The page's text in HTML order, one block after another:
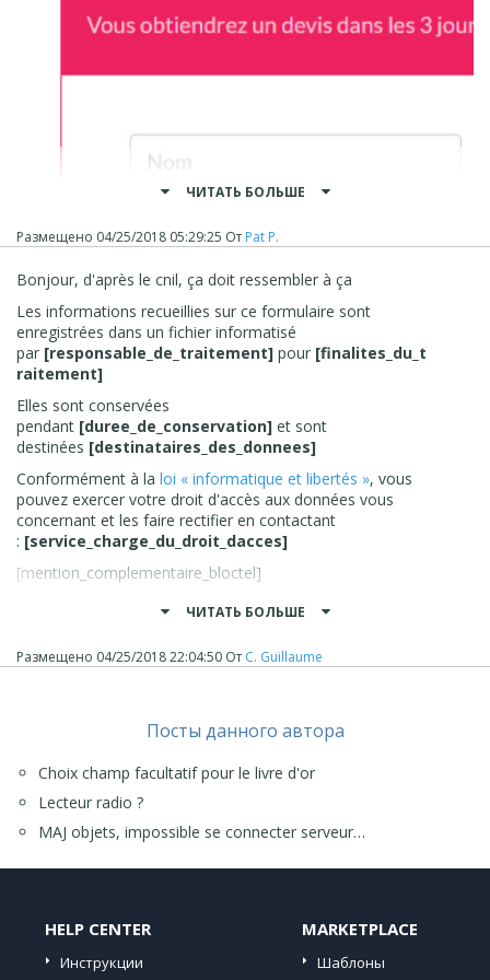
Cordialement
@+ pat
ЧИТАТЬ БОЛЬШЕ
Размещено 04/25/2018 05:29:25 От Pat P.
Bonjour, d'après le cnil, ça doit ressembler à ça
Les informations recueillies sur ce formulaire sont
enregistrées dans un fichier informatisé
par [responsable_de_traitement] pour [finalites_du_t
raitement]
Elles sont conservées
pendant [duree_de_conservation] et sont
destinées [destinataires_des_donnees]
Conformément à la loi « informatique et libertés », vous
pouvez exercer votre droit d'accès aux données vous
concernant et les faire rectifier en contactant
: [service_charge_du_droit_dacces]
[mention_complementaire_bloctel]
Et les liens doivent fonctionner !
https://www.cnil.fr/fr/modele/mention/formulaire-de-
Comment mettre ça sur un formulaire ?
On à tous des smartphones avec GPS , micros et
caméra... Il n'y a plus de vie privée
Aujourdhui tu vas dans des toilettes publiques, tu reçoit
ЧИТАТЬ БОЛЬШЕ
Размещено 04/25/2018 22:04:50 От C. Guillaume
Посты данного автора
Choix champ facultatif pour le livre d'or
Lecteur radio ?
MAJ objets, impossible se connecter serveur…
HELP CENTER
Инструкции
MARKETPLACE
Шаблоны